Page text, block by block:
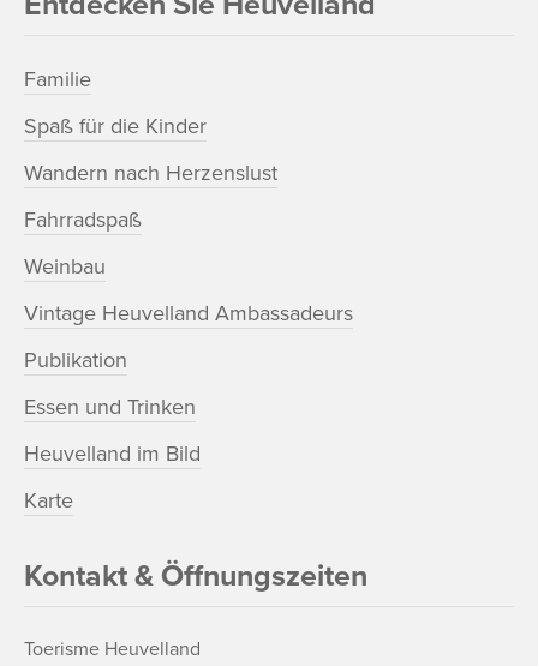
Familie
Spaß für die Kinder
Wandern nach Herzenslust
Fahrradspaß
Weinbau
Vintage Heuvelland Ambassadeurs
Publikation
Essen und Trinken
Heuvelland im Bild
Karte
Kontakt & Öffnungszeiten
Toerisme Heuvelland